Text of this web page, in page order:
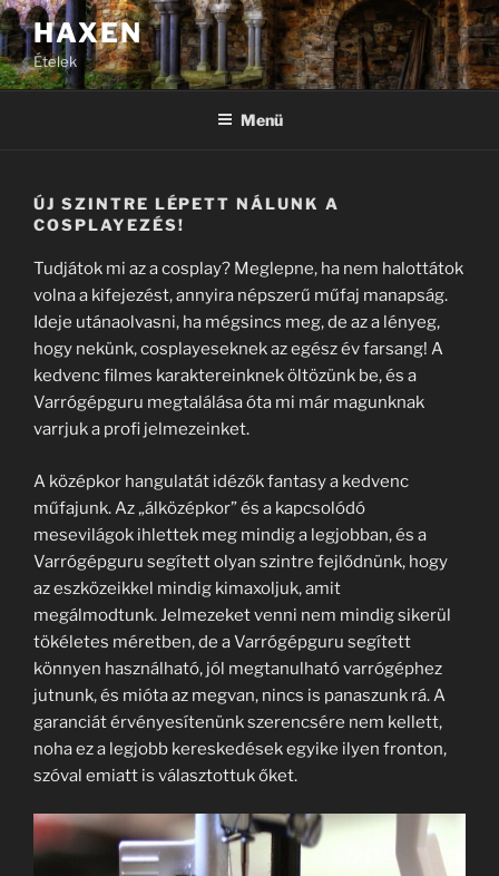
Tartalomhoz
HAXEN
Ételek
Menü
ÚJ SZINTRE LÉPETT NÁLUNK A
COSPLAYEZÉS!
Tudjátok mi az a cosplay? Meglepne, ha nem halottátok
volna a kifejezést, annyira népszerű műfaj manapság.
Ideje utánaolvasni, ha mégsincs meg, de az a lényeg,
hogy nekünk, cosplayeseknek az egész év farsang! A
kedvenc filmes karaktereinknek öltözünk be, és a
Varrógépguru megtalálása óta mi már magunknak
varrjuk a profi jelmezeinket.
A középkor hangulatát idézők fantasy a kedvenc
műfajunk. Az „álközépkor” és a kapcsolódó
mesevilágok ihlettek meg mindig a legjobban, és a
Varrógépguru segített olyan szintre fejlődnünk, hogy
az eszközeikkel mindig kimaxoljuk, amit
megálmodtunk. Jelmezeket venni nem mindig sikerül
tökéletes méretben, de a Varrógépguru segített
könnyen használható, jól megtanulható varrógéphez
jutnunk, és mióta az megvan, nincs is panaszunk rá. A
garanciát érvényesítenünk szerencsére nem kellett,
noha ez a legjobb kereskedések egyike ilyen fronton,
szóval emiatt is választottuk őket.